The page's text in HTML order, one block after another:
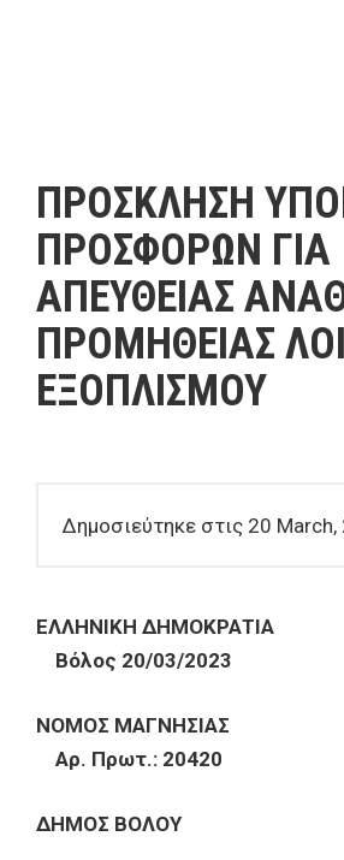
ΠΡΟΣΚΛΗΣΗ
ΠΡΟΣΦΟΡΩΝ ΓΙΑ
ΑΠΕΥΘΕΙΑΣ
ΠΡΟΜΗΘΕΙΑΣ
ΕΞΟΠΛΙΣΜΟΥ
Δημοσιεύτηκε στις 20
ΕΛΛΗΝΙΚΗ
Βόλος 20/03/2023
ΝΟΜΟΣ
Αρ. Πρωτ.: 20420
ΔΗΜΟΣ ΒΟΛΟΥ